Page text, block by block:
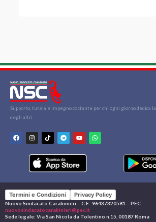
Supporto, tutela e impegno costante per chi ogni giorno dedica
degli altri.
Termini e Condizioni Privacy Policy
Nuovo Sindacato Carabinieri – C.F.: 96437320581 – PEC:
nuovosindacatocarabinieri@pec.it
Sede legale: Via San Nicola da Tolentino n.15, 00187 Roma